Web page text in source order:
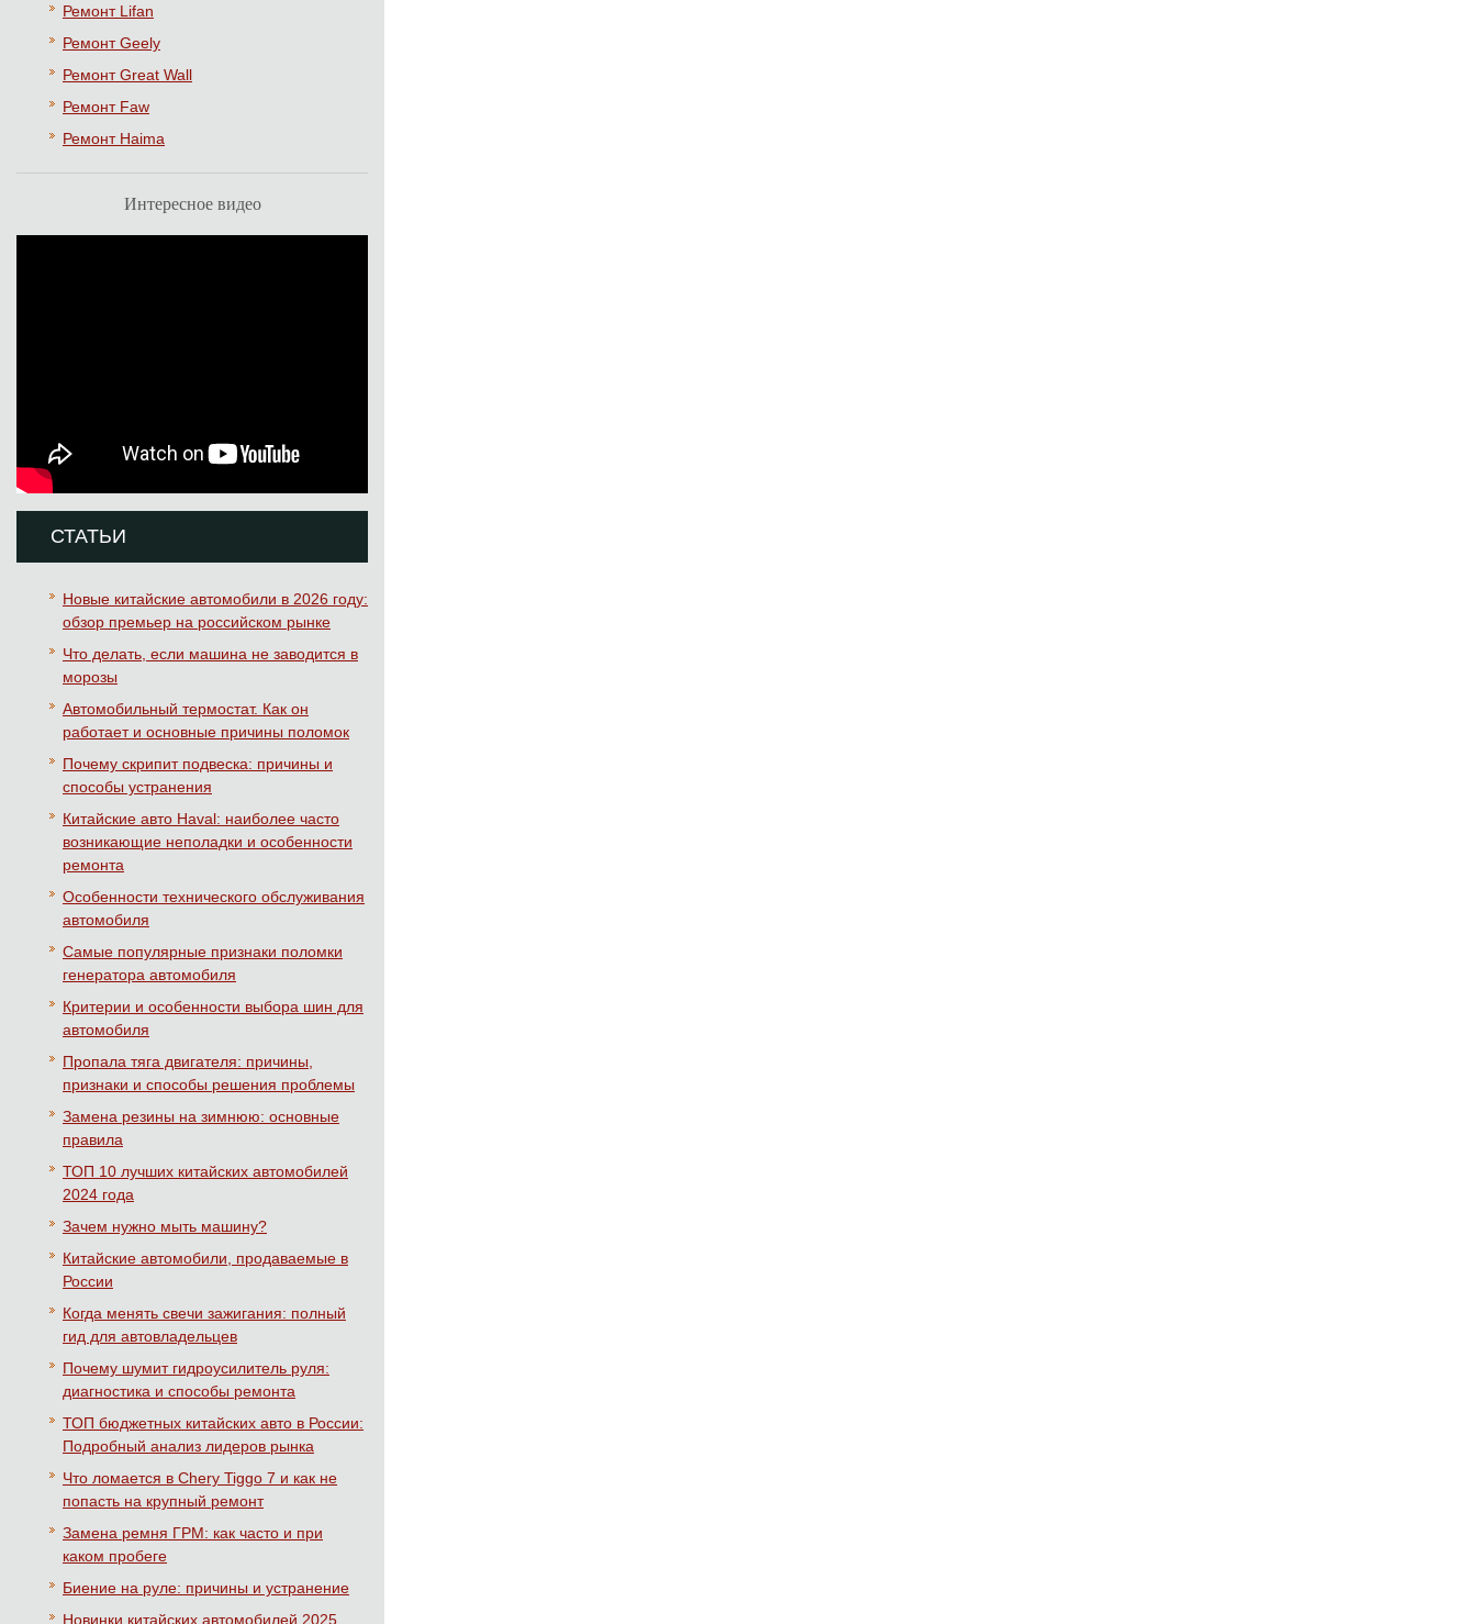
Ремонт Lifan
Ремонт Geely
Ремонт Great Wall
Ремонт Faw
Ремонт Haima
Интересное видео
СТАТЬИ
Новые китайские автомобили в 2026 году:
обзор премьер на российском рынке
Что делать, если машина не заводится в
морозы
Автомобильный термостат. Как он
работает и основные причины поломок
Почему скрипит подвеска: причины и
способы устранения
Китайские авто Haval: наиболее часто
возникающие неполадки и особенности
ремонта
Особенности технического обслуживания
автомобиля
Самые популярные признаки поломки
генератора автомобиля
Критерии и особенности выбора шин для
автомобиля
Пропала тяга двигателя: причины,
признаки и способы решения проблемы
Замена резины на зимнюю: основные
правила
ТОП 10 лучших китайских автомобилей
2024 года
Зачем нужно мыть машину?
Китайские автомобили, продаваемые в
России
Когда менять свечи зажигания: полный
гид для автовладельцев
Почему шумит гидроусилитель руля:
диагностика и способы ремонта
ТОП бюджетных китайских авто в России:
Подробный анализ лидеров рынка
Что ломается в Chery Tiggo 7 и как не
попасть на крупный ремонт
Замена ремня ГРМ: как часто и при
каком пробеге
Биение на руле: причины и устранение
Новинки китайских автомобилей 2025